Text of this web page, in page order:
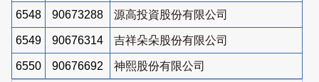
6548 90673288 源高投資股份有限公司
6549 90676314 吉祥朵朵股份有限公司
6550 90676692
神熙股份有限公司